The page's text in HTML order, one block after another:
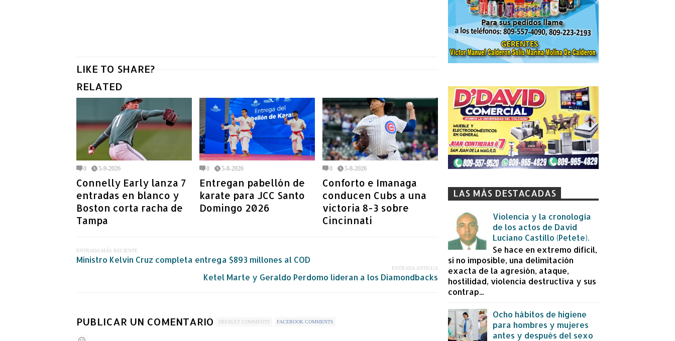
LIKE TO SHARE?
RELATED
0 5-9-2026
Connelly Early lanza 7
entradas en blanco y
Boston corta racha de
Tampa
0 5-8-2026
Entregan pabellón de
karate para JCC Santo
Domingo 2026
0 5-8-2026
Conforto e Imanaga
conducen Cubs a una
victoria 8-3 sobre
Cincinnati
ENTRADA MÁS RECIENTE
Ministro Kelvin Cruz completa entrega $893 millones al COD
ENTRADA ANTIGUA
Ketel Marte y Geraldo Perdomo lideran a los Diamondbacks
PUBLICAR UN COMENTARIO DEFAULT COMMENTS FACEBOOK COMMENTS
LAS MÁS DESTACADAS
Violencia y la cronología
de los actos de David
Luciano Castillo (Petete).
Se hace en extremo difícil,
si no imposible, una delimitación
exacta de la agresión, ataque,
hostilidad, violencia destructiva y sus
contrap...
Ocho hábitos de higiene
para hombres y mujeres
antes y después del sexo